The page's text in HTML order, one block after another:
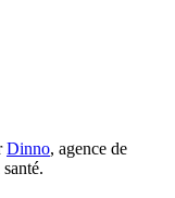
Dinno, agence de